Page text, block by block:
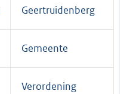
Geertruidenberg
Gemeente
Verordening